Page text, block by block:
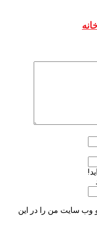
و وب سایت من را در این